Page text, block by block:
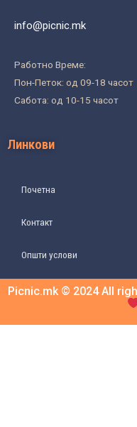
info@picnic.mk
Работно Време:
Пон-Петок: од 09-18 часот
Сабота: од 10-15 часот
Линкови
Почетна
Контакт
Општи услови
Picnic.mk © 2024 All